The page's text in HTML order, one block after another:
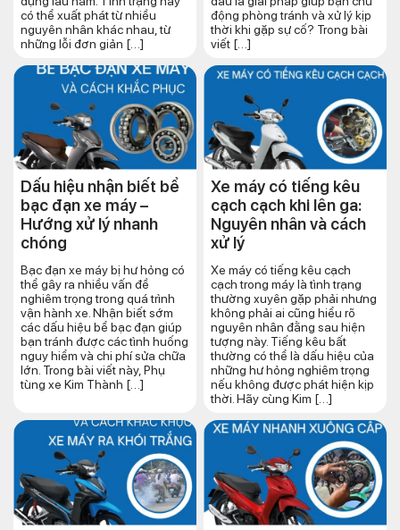
có thể xuất phát từ nhiều
nguyên nhân khác nhau, từ
những lỗi đơn giản […]
động phòng tránh và xử lý kịp
thời khi gặp sự cố? Trong bài
viết […]
Dấu hiệu nhận biết bể
bạc đạn xe máy –
Hướng xử lý nhanh
chóng
Bạc đạn xe máy bị hư hỏng có
thể gây ra nhiều vấn đề
nghiêm trọng trong quá trình
vận hành xe. Nhận biết sớm
các dấu hiệu bể bạc đạn giúp
bạn tránh được các tình huống
nguy hiểm và chi phí sửa chữa
lớn. Trong bài viết này, Phụ
tùng xe Kim Thành […]
Xe máy có tiếng kêu
cạch cạch khi lên ga:
Nguyên nhân và cách
xử lý
Xe máy có tiếng kêu cạch
cạch trong máy là tình trạng
thường xuyên gặp phải nhưng
không phải ai cũng hiểu rõ
nguyên nhân đằng sau hiện
tượng này. Tiếng kêu bất
thường có thể là dấu hiệu của
những hư hỏng nghiêm trọng
nếu không được phát hiện kịp
thời. Hãy cùng Kim […]